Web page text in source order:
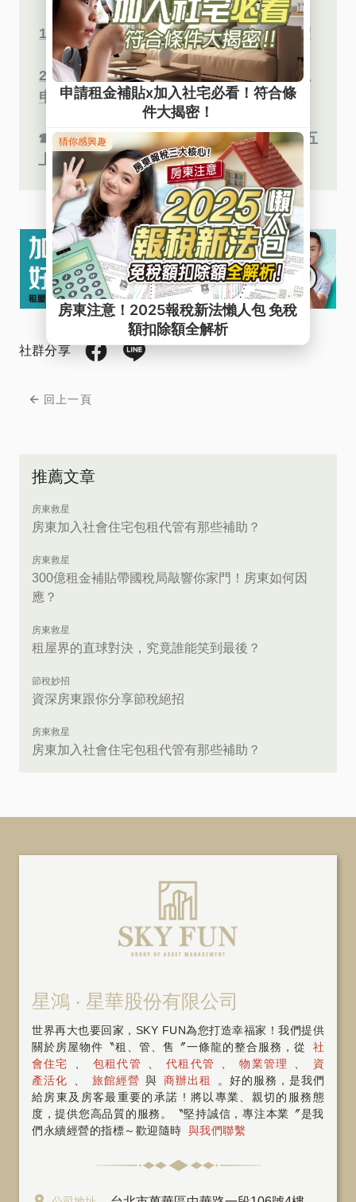
1.) 中產以下自用住宅貸款戶支持專案介紹
2.) 中產以下自用住宅貸款戶支持專案線上
申請
☎ 諮詢專線：(02)2162-1239，週一至週五
上午8時至下午18時
社群分享
回上一頁
推薦文章
房東救星
房東加入社會住宅包租代管有那些補助？
房東救星
300億租金補貼帶國稅局敲響你家門！房東如何因
應？
房東救星
租屋界的直球對決，究竟誰能笑到最後？
節稅妙招
資深房東跟你分享節稅絕招
房東救星
房東加入社會住宅包租代管有那些補助？
星鴻 ‧ 星華股份有限公司
世界再大也要回家，SKY FUN為您打造幸福家！我們提供
關於房屋物件〝租、管、售〞一條龍的整合服務，從
社
會住宅
包租代管 代租代管 物業管理
資
產活化
旅館經營 與 商辦出租
。好的服務，是我們
給房東及房客最重要的承諾 ! 將以專業、親切的服務態
度，提供您高品質的服務。〝堅持誠信，專注本業〞是我
們永續經營的指標～歡迎隨時 與我們聯繫